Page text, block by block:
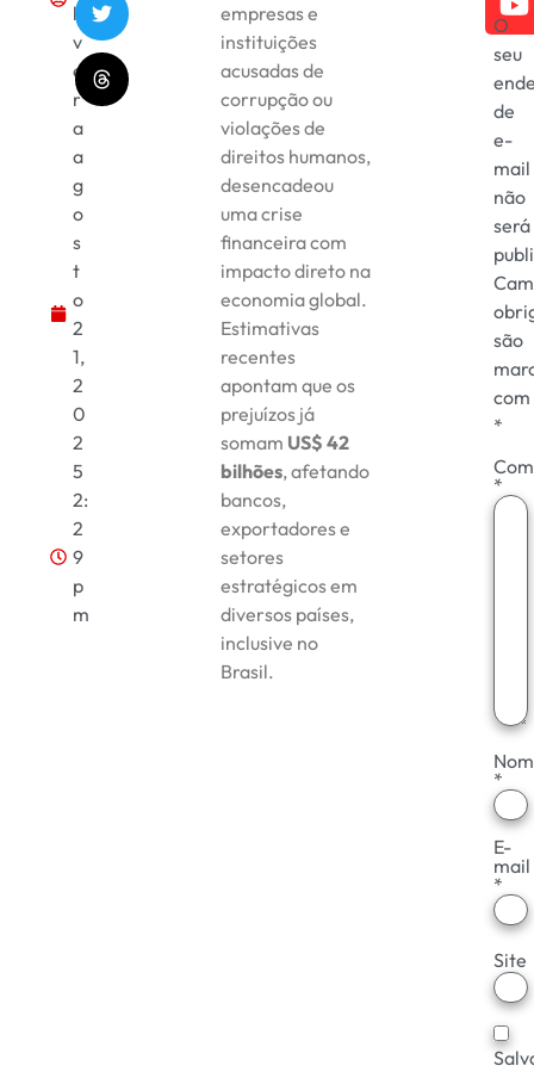
li
v
ei
r
a
a
g
o
s
t
o
2
1,
2
0
2
5
2:
2
9
p
m
empresas e
instituições
acusadas de
corrupção ou
violações de
direitos humanos,
desencadeou
uma crise
financeira com
impacto direto na
economia global.
Estimativas
recentes
apontam que os
prejuízos já
somam US$ 42
bilhões, afetando
bancos,
exportadores e
setores
estratégicos em
diversos países,
inclusive no
Brasil.
O
seu
de
e-
mail
não
será
são
com
*
*
*
E-
mail
*
Site